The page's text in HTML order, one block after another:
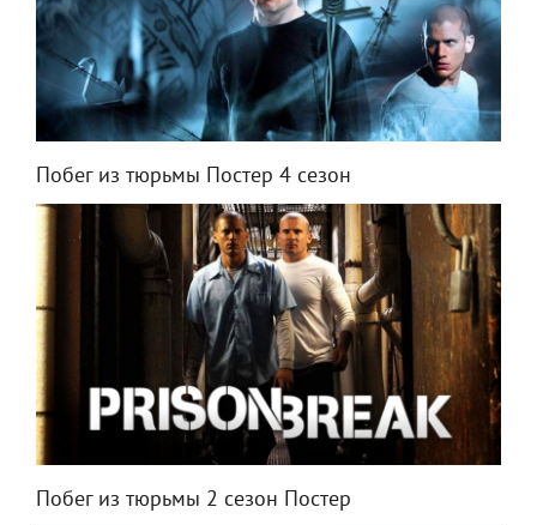
Побег из тюрьмы Постер 4 сезон
Побег из тюрьмы 2 сезон Постер